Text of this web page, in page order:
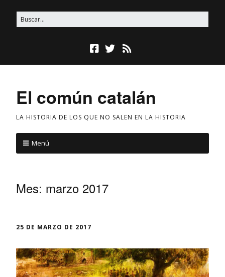
El común catalán
LA HISTORIA DE LOS QUE NO SALEN EN LA HISTORIA
Menú
Mes: marzo 2017
25 DE MARZO DE 2017